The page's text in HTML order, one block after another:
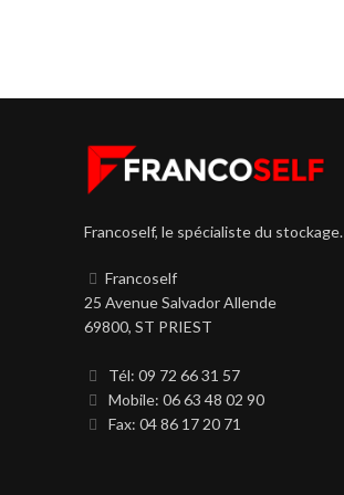
Francoself, le spécialiste du stockage.
Francoself
25 Avenue Salvador Allende
69800, ST PRIEST
Tél: 09 72 66 31 57
Mobile: 06 63 48 02 90
Fax: 04 86 17 20 71